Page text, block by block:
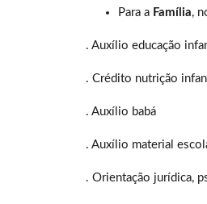
Para a Família,
. Auxílio educação
. Crédito nutrição
. Auxílio babá
. Auxílio material
. Orientação jurídica,